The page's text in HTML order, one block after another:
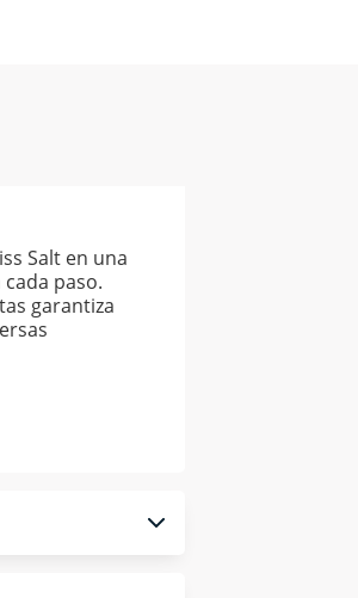
Salt en una
paso.
garantiza